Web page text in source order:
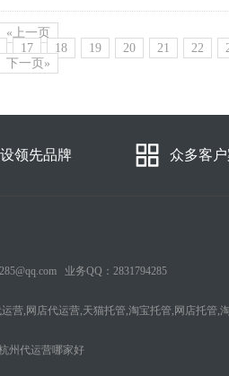
«上一页
17 18 19 20 21 22
下一页»
领先品牌 众多客
业务QQ：2831794285
,网店代运营,天猫托管,淘宝托管,网店托管
州代运营哪家好